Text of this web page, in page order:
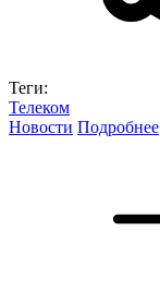
Теги:
Телеком
Новости Подробнее